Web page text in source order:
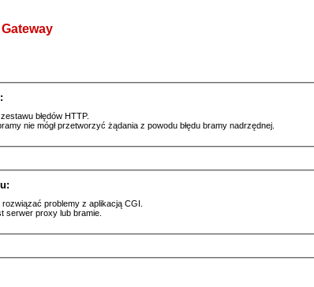
błędów HTTP.
nie mógł przetworzyć żądania z powodu błędu bramy nadrzędnej.
problemy z aplikacją CGI.
serwer proxy lub bramie.